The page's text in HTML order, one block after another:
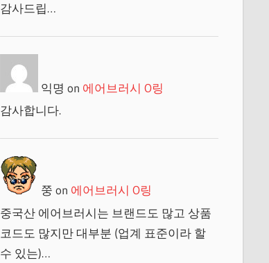
감사드립…
익명 on 에어브러시 O링
감사합니다.
쭝 on 에어브러시 O링
중국산 에어브러시는 브랜드도 많고 상품
코드도 많지만 대부분 (업계 표준이라 할
수 있는)…